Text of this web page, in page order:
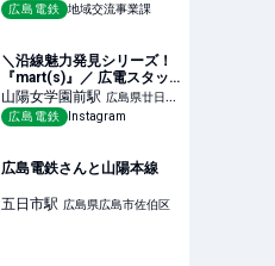
市広島電鉄 地域交流事業課
＼沿線魅力発見シリーズ！
『mart(s)』／ 広電スタッ
フが広電沿線の魅力的なス
ポットの情報を発見する
「沿線魅力発見シリーズ」
山陽女学園前駅 広島県廿日市
市広島電鉄 Instagram
広島電鉄さんと山陽本線
五日市駅 広島県広島市佐伯区